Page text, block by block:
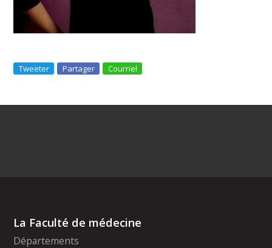
Tweeter Partager Courriel
La Faculté de médecine
Départements